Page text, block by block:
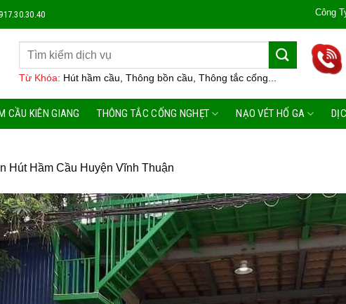
Công Ty Môi
Từ Khóa: Hút hầm cầu, Thông bồn cầu, Thông tắc cống...
CẦU KIÊN GIANG THÔNG TẮC CỐNG NGHẸT NẠO VÉT HỐ GA
Hút Hầm Cầu Huyện Vĩnh Thuận